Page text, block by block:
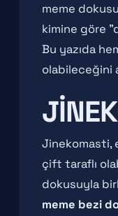
meme
kimine göre
Bu yazıda
olabileceğini
Jinekomasti,
çift taraflı
dokusuyla
meme bezi